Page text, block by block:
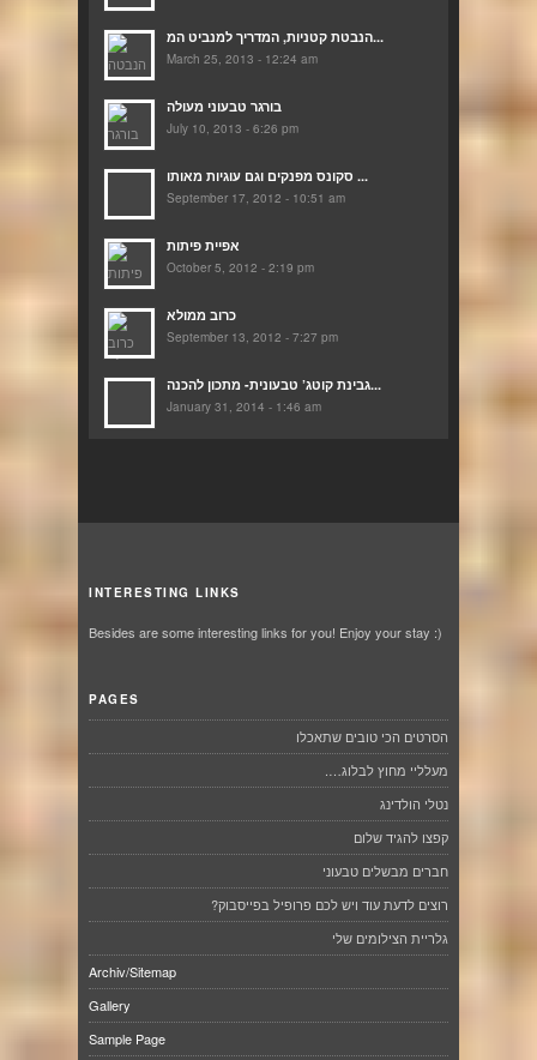
הנבטת קטניות, המדריך למנביט המ...
March 25, 2013 - 12:24 am
בורגר טבעוני מעולה
July 10, 2013 - 6:26 pm
סקונס מפנקים וגם עוגיות מאותו ...
September 17, 2012 - 10:51 am
אפיית פיתות
October 5, 2012 - 2:19 pm
כרוב ממולא
September 13, 2012 - 7:27 pm
גבינת קוטג’ טבעונית- מתכון להכנה...
January 31, 2014 - 1:46 am
INTERESTING LINKS
Besides are some interesting links for you! Enjoy your stay :)
PAGES
הסרטים הכי טובים שתאכלו
מעלליי מחוץ לבלוג….
נטלי הולדינג
קפצו להגיד שלום
חברים מבשלים טבעוני
רוצים לדעת עוד ויש לכם פרופיל בפייסבוק?
גלריית הצילומים שלי
Archiv/Sitemap
Gallery
Sample Page